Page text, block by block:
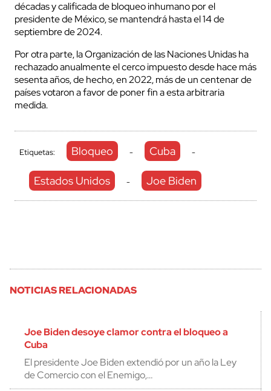
décadas y calificada de bloqueo inhumano por el
presidente de México, se mantendrá hasta el 14 de
septiembre de 2024.
Por otra parte, la Organización de las Naciones Unidas ha
rechazado anualmente el cerco impuesto desde hace más
sesenta años, de hecho, en 2022, más de un centenar de
países votaron a favor de poner fin a esta arbitraria
medida.
Etiquetas: Bloqueo - Cuba -
Estados Unidos - Joe Biden
NOTICIAS RELACIONADAS
Joe Biden desoye clamor contra el bloqueo a
Cuba
El presidente Joe Biden extendió por un año la Ley
de Comercio con el Enemigo,…